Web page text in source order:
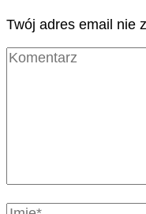
Twój adres email nie